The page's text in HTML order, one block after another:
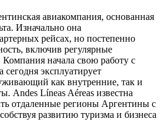
авиакомпания, основанная
Изначально она
рейсах, но постепенно
включив регулярные
Компания начала свою работу с
эксплуатирует
как внутренние, так и
Andes Líneas Aéreas известна
отдаленные регионы Аргентины с
развитию туризма и бизнеса